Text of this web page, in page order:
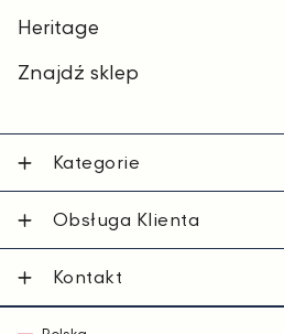
Heritage
Znajdź sklep
Kategorie
Obsługa Klienta
Kontakt